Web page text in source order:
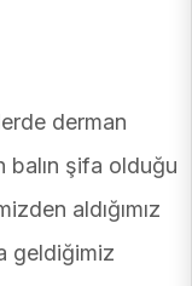
derman
balın şifa olduğu
aldığımız
geldiğimiz